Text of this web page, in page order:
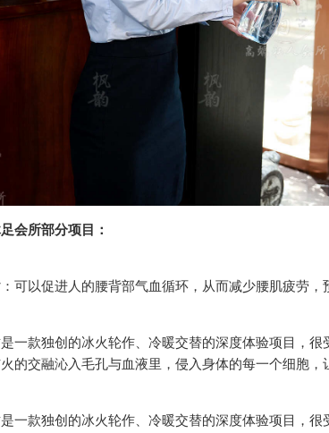
会所部分项目：
可以促进人的腰背部气血循环，从而减少腰肌疲劳，
一款独创的冰火轮作、冷暖交替的深度体验项目，
的交融沁入毛孔与血液里，侵入身体的每一个细胞
一款独创的冰火轮作、冷暖交替的深度体验项目，